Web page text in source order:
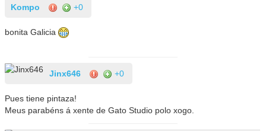
Kompo +0
bonita Galicia
Jinx646 +0
Pues tiene pintaza!
Meus parabéns á xente de Gato Studio polo xogo.